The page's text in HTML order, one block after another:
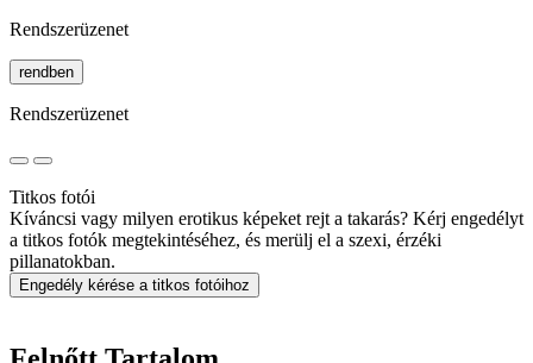
Rendszerüzenet
rendben
Rendszerüzenet
Titkos fotói
Kíváncsi vagy milyen erotikus képeket rejt a takarás? Kérj engedélyt
a titkos fotók megtekintéséhez, és merülj el a szexi, érzéki
pillanatokban.
Engedély kérése a titkos fotóihoz